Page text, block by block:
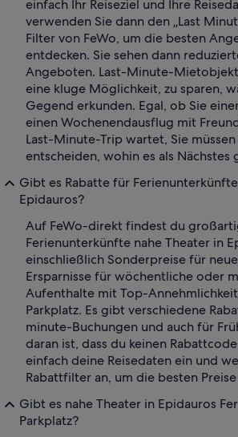
einfach Ihr Reiseziel und Ihre
verwenden Sie dann den „Last
Filter von FeWo, um die besten
entdecken. Sie sehen dann
Angeboten. Last-Minute-
eine kluge Möglichkeit, zu sparen,
Gegend erkunden. Egal, ob Sie
einen Wochenendausflug mit
Last-Minute-Trip wartet, Sie
entscheiden, wohin es als Nächstes
Gibt es Rabatte für
Epidauros?
Auf FeWo-direkt findest du
Ferienunterkünfte nahe Theater in
einschließlich Sonderpreise für
Ersparnisse für wöchentliche oder
Aufenthalte mit Top-
Parkplatz. Es gibt verschiedene
minute-Buchungen und auch für
daran ist, dass du keinen
einfach deine Reisedaten ein und
Rabattfilter an, um die besten
Gibt es nahe Theater in Epidauros
Parkplatz?